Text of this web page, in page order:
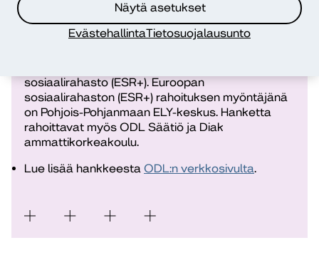
Näytä asetukset
EvästehallintaTietosuojalausunto
Hankkeen päätoteuttajana on Oulun
Diakonissalaitoksen Säätiö sr ja osatoteuttajana
Diakonia-ammattikorkeakoulu.
sosiaalirahasto (ESR+). Euroopan
sosiaalirahaston (ESR+) rahoituksen myöntäjänä
on Pohjois-Pohjanmaan ELY-keskus. Hanketta
rahoittavat myös ODL Säätiö ja Diak
ammattikorkeakoulu.
Lue lisää hankkeesta ODL:n verkkosivulta.